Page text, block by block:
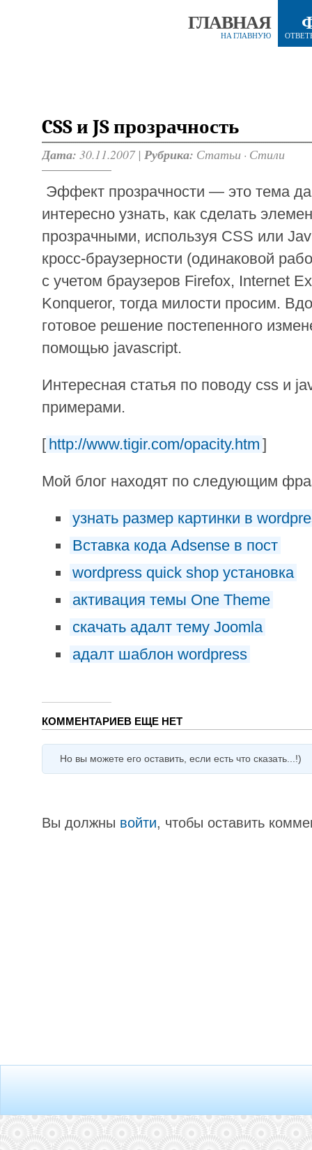
ГЛАВНАЯ
НА ГЛАВНУЮ
CSS и JS прозрачность
Дата: 30.11.2007 | Рубрика: Статьи · Стили
Эффект прозрачности — это тема
интересно узнать, как сделать
прозрачными, используя CSS или
кросс-браузерности (одинаковой
с учетом браузеров Firefox, Internet
Konqueror, тогда милости просим.
готовое решение постепенного
помощью javascript.
Интересная статья по поводу css и
примерами.
[ http://www.tigir.com/opacity.htm ]
Мой блог находят по следующим
узнать размер картинки в
Вставка кода Adsense в пост
wordpress quick shop установка
активация темы One Theme
скачать адалт тему Joomla
адалт шаблон wordpress
КОММЕНТАРИЕВ ЕЩЕ НЕТ
Но вы можете его оставить, если есть что сказать...!)
Вы должны войти, чтобы оставить